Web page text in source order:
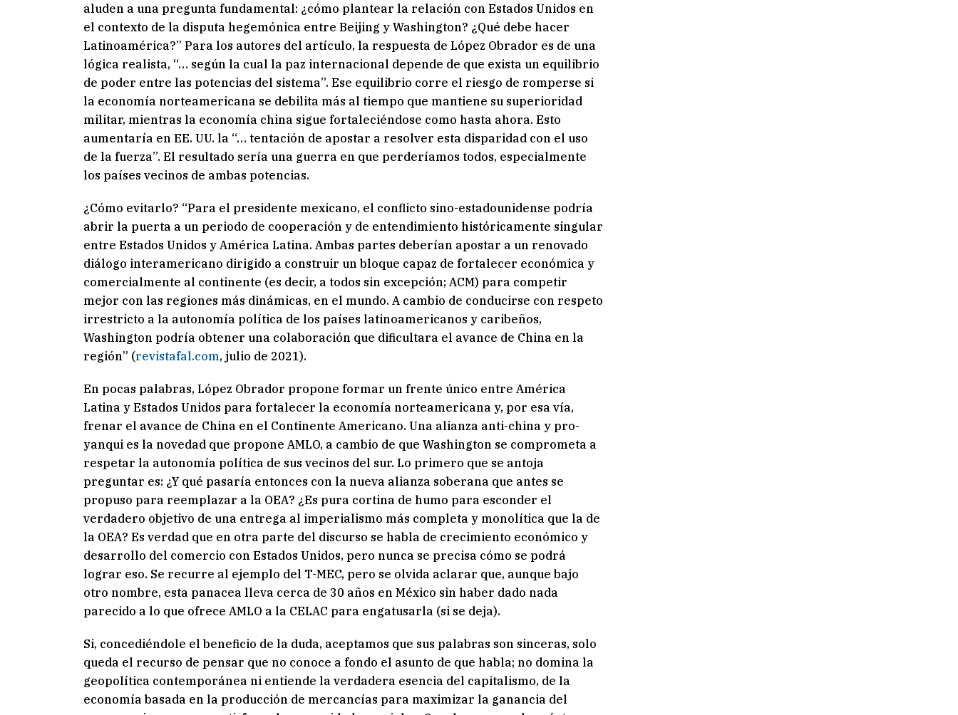
aluden a una pregunta fundamental: ¿cómo plantear la relación con Estados Unidos en
el contexto de la disputa hegemónica entre Beijing y Washington? ¿Qué debe hacer
Latinoamérica?” Para los autores del artículo, la respuesta de López Obrador es de una
lógica realista, “… según la cual la paz internacional depende de que exista un equilibrio
de poder entre las potencias del sistema”. Ese equilibrio corre el riesgo de romperse si
la economía norteamericana se debilita más al tiempo que mantiene su superioridad
militar, mientras la economía china sigue fortaleciéndose como hasta ahora. Esto
aumentaría en EE. UU. la “… tentación de apostar a resolver esta disparidad con el uso
de la fuerza”. El resultado sería una guerra en que perderíamos todos, especialmente
los países vecinos de ambas potencias.
¿Cómo evitarlo? “Para el presidente mexicano, el conflicto sino-estadounidense podría
abrir la puerta a un periodo de cooperación y de entendimiento históricamente singular
entre Estados Unidos y América Latina. Ambas partes deberían apostar a un renovado
diálogo interamericano dirigido a construir un bloque capaz de fortalecer económica y
comercialmente al continente (es decir, a todos sin excepción; ACM) para competir
mejor con las regiones más dinámicas, en el mundo. A cambio de conducirse con respeto
irrestricto a la autonomía política de los países latinoamericanos y caribeños,
Washington podría obtener una colaboración que dificultara el avance de China en la
región” (revistafal.com, julio de 2021).
En pocas palabras, López Obrador propone formar un frente único entre América
Latina y Estados Unidos para fortalecer la economía norteamericana y, por esa vía,
frenar el avance de China en el Continente Americano. Una alianza anti-china y pro-
yanqui es la novedad que propone AMLO, a cambio de que Washington se comprometa a
respetar la autonomía política de sus vecinos del sur. Lo primero que se antoja
preguntar es: ¿Y qué pasaría entonces con la nueva alianza soberana que antes se
propuso para reemplazar a la OEA? ¿Es pura cortina de humo para esconder el
verdadero objetivo de una entrega al imperialismo más completa y monolítica que la de
la OEA? Es verdad que en otra parte del discurso se habla de crecimiento económico y
desarrollo del comercio con Estados Unidos, pero nunca se precisa cómo se podrá
lograr eso. Se recurre al ejemplo del T-MEC, pero se olvida aclarar que, aunque bajo
otro nombre, esta panacea lleva cerca de 30 años en México sin haber dado nada
parecido a lo que ofrece AMLO a la CELAC para engatusarla (si se deja).
Si, concediéndole el beneficio de la duda, aceptamos que sus palabras son sinceras, solo
queda el recurso de pensar que no conoce a fondo el asunto de que habla; no domina la
geopolítica contemporánea ni entiende la verdadera esencia del capitalismo, de la
economía basada en la producción de mercancías para maximizar la ganancia del